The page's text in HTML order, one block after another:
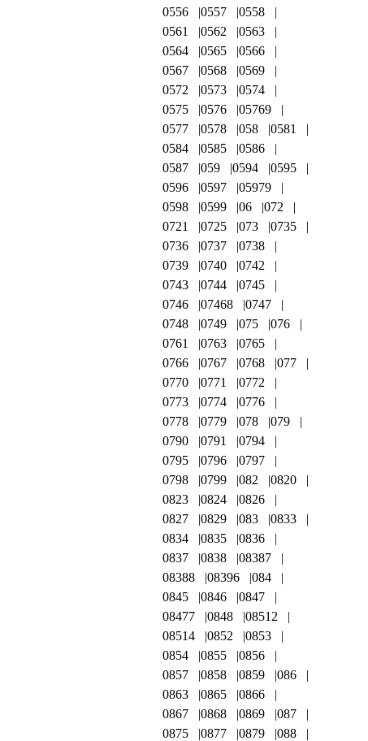
0556
0557
0558
0561
0562
0563
0564
0565
0566
0567
0568
0569
0572
0573
0574
0575
0576
05769
0577
0578 058
0581
0584
0585
0586
0587
059 0594
0595
0596
0597
05979
0598
0599 06
072
0721
0725 073
0735
0736
0737
0738
0739
0740
0742
0743
0744
0745
0746
07468
0747
0748
0749 075
076
0761
0763
0765
0766
0767 0768
077
0770
0771
0772
0773
0774
0776
0778
0779 078
079
0790
0791
0794
0795
0796
0797
0798
0799 082
0820
0823
0824
0826
0827
0829 083
0833
0834
0835
0836
0837
0838
08387
08388
08396
084
0845
0846
0847
08477
0848
08512
08514
0852
0853
0854
0855
0856
0857
0858 0859
086
0863
0865
0866
0867
0868 0869
087
0875
0877 0879
088